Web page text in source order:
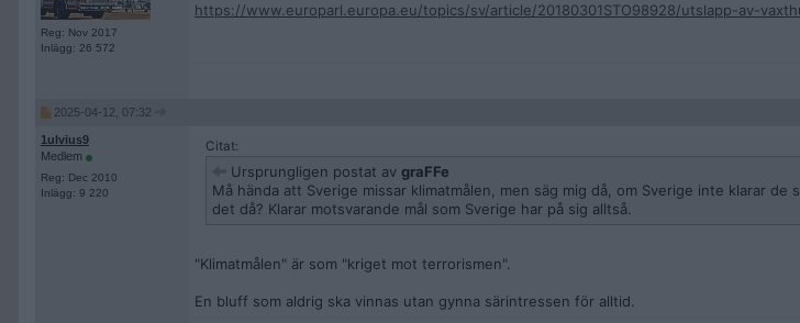
Reg: Nov 2017
Inlägg: 26 572
https://www.europarl.europa.eu/topics/sv/article/20180301STO98928/utslapp-av-
2025-04-12, 07:32
1ulvius9
Medlem
Reg: Dec 2010
Inlägg: 9 220
Citat:
Ursprungligen postat av graFFe
Må hända att Sverige missar klimatmålen, men säg mig då, om Sverige inte klarar de
det då? Klarar motsvarande mål som Sverige har på sig alltså.
"Klimatmålen" är som "kriget mot terrorismen".
En bluff som aldrig ska vinnas utan gynna särintressen för alltid.